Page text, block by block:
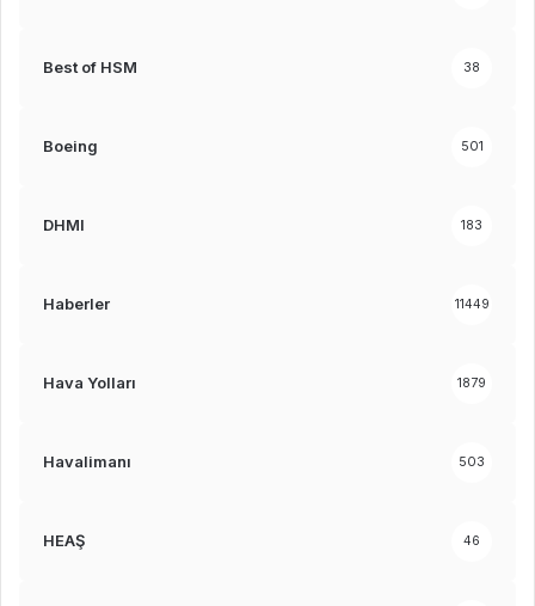
Best of HSM 38
Boeing 501
DHMI 183
Haberler 11449
Hava Yolları 1879
Havalimanı 503
HEAŞ 46